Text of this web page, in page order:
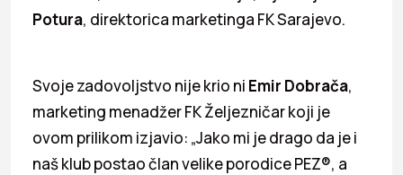
Potura, direktorica marketinga FK Sarajevo.
Svoje zadovoljstvo nije krio ni Emir Dobrača,
marketing menadžer FK Željezničar koji je
ovom prilikom izjavio: „Jako mi je drago da je i
naš klub postao član velike porodice PEZ®, a